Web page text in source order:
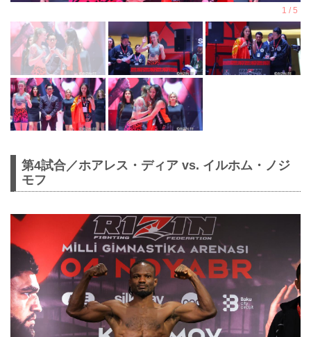
第4試合／ホアレス・ディア vs. イルホム・ノジ
モフ